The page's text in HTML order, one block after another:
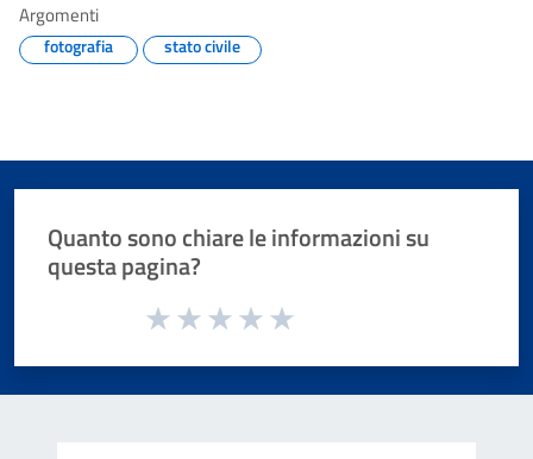
Argomenti
fotografia stato civile
Quanto sono chiare le informazioni su
questa pagina?
Valuta da 1 a 5 stelle la pagina